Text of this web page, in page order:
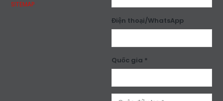
SITEMAP
Điện thoại/WhatsApp
Quốc gia *